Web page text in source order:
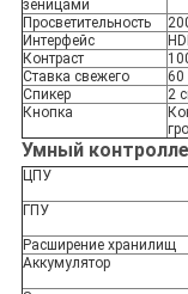
зеницами
Просветительность
Интерфейс
Контраст
Ставка свежего
60
Спикер
2
Кнопка
Умный
ЦПУ
ГПУ
Расширение хранилищ
Аккумулятор